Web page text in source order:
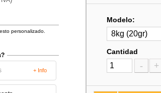
personalizado.
+ Info
Modelo:
Cantidad
- +